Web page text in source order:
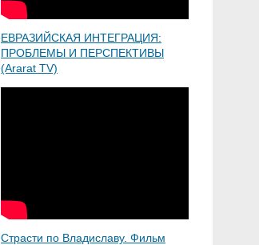
ЕВРАЗИЙСКАЯ ИНТЕГРАЦИЯ:
ПРОБЛЕМЫ И ПЕРСПЕКТИВЫ
(Ararat TV)
Страсти по Владиславу. Фильм